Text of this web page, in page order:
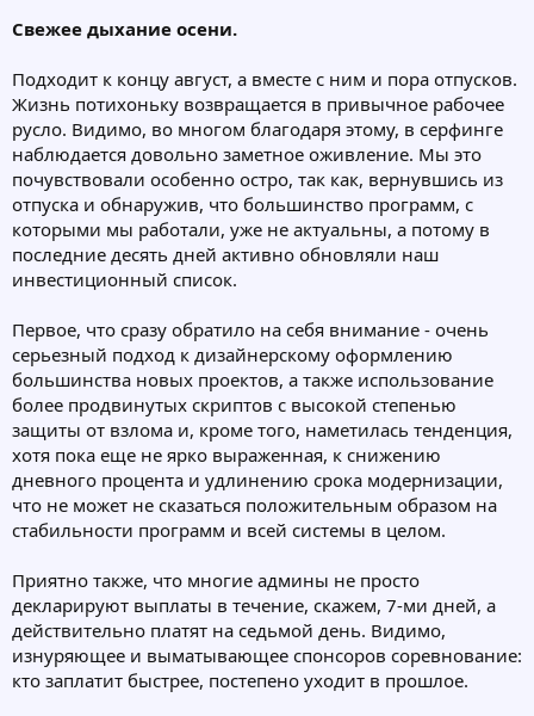
Свежее дыхание осени.
Подходит к концу август, а вместе с ним и пора отпусков.
Жизнь потихоньку возвращается в привычное рабочее
русло. Видимо, во многом благодаря этому, в серфинге
наблюдается довольно заметное оживление. Мы это
почувствовали особенно остро, так как, вернувшись из
отпуска и обнаружив, что большинство программ, с
которыми мы работали, уже не актуальны, а потому в
последние десять дней активно обновляли наш
инвестиционный список.
Первое, что сразу обратило на себя внимание - очень
серьезный подход к дизайнерскому оформлению
большинства новых проектов, а также использование
более продвинутых скриптов с высокой степенью
защиты от взлома и, кроме того, наметилась тенденция,
хотя пока еще не ярко выраженная, к снижению
дневного процента и удлинению срока модернизации,
что не может не сказаться положительным образом на
стабильности программ и всей системы в целом.
Приятно также, что многие админы не просто
декларируют выплаты в течение, скажем, 7-ми дней, а
действительно платят на седьмой день. Видимо,
изнуряющее и выматывающее спонсоров соревнование:
кто заплатит быстрее, постепено уходит в прошлое.